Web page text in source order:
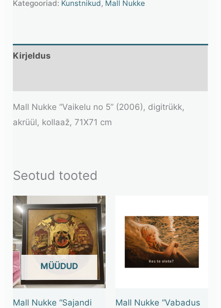
Kategooriad: Kunstnikud, Mall Nukke
Kirjeldus
Mall Nukke “Vaikelu no 5” (2006), digitrükk,
akrüül, kollaaž, 71X71 cm
Seotud tooted
OUT OF STOCK
Mall Nukke “Sajandi
Mall Nukke “Vabadus